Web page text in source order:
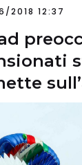
2018 12:37